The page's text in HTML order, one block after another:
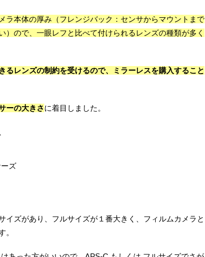
ラ本体の厚み（フレンジバック：センサからマウントまで
）ので、一眼レフと比べて付けられるレンズの種類が多く
るレンズの制約を受けるので、ミラーレスを購入すること
ーの大きさに着目しました。
ズ
イズがあり、フルサイズが１番大きく、フィルムカメラと
。